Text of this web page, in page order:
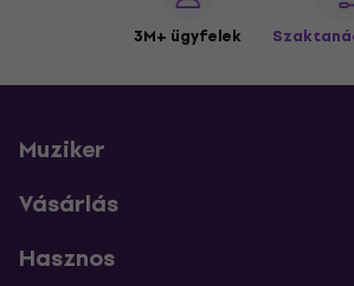
3M+ ügyfelek
Muziker
Vásárlás
Hasznos